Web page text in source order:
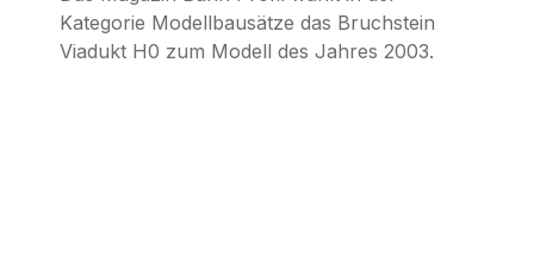
Kategorie Modellbausätze das Bruchstein
Viadukt H0 zum Modell des Jahres 2003.